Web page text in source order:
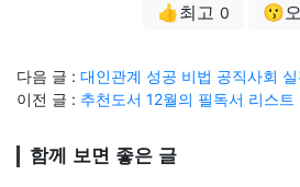
👍최고 0 😗
다음 글 : 대인관계 성공 비법 공직사회
이전 글 : 추천도서 12월의 필독서 리스트
함께 보면 좋은 글